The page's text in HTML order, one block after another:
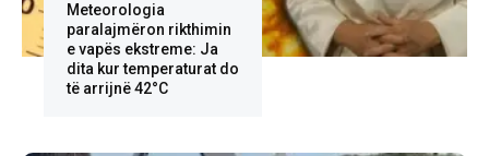
Meteorologia
paralajmëron rikthimin
e vapës ekstreme: Ja
dita kur temperaturat do
të arrijnë 42°C